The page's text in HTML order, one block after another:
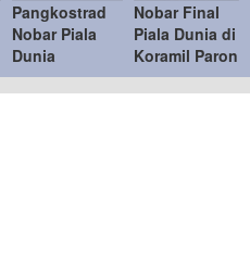
Pangkostrad
Nobar Piala
Dunia
Bersama
Warga, Pererat
Nobar Final
Piala Dunia di
Koramil Paron
Pererat